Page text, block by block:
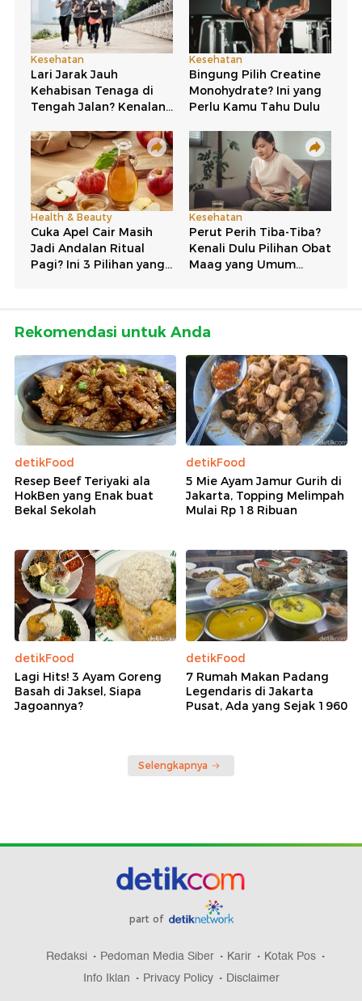
Rekomendasi untuk Anda
detikFood
Resep Beef Teriyaki ala
HokBen yang Enak buat
Bekal Sekolah
detikFood
5 Mie Ayam Jamur Gurih di
Jakarta, Topping Melimpah
Mulai Rp 18 Ribuan
detikFood
Lagi Hits! 3 Ayam Goreng
Basah di Jaksel, Siapa
Jagoannya?
detikFood
7 Rumah Makan Padang
Legendaris di Jakarta
Pusat, Ada yang Sejak 1960
Selengkapnya
part of
Redaksi Pedoman Media Siber Karir
Kotak Pos
Info Iklan
Privacy Policy Disclaimer